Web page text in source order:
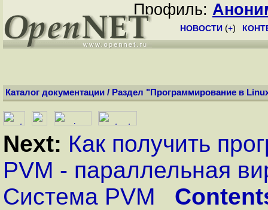
Профиль:
НОВОСТИ (+)
Каталог документации / Раздел "Программирование в
Next: Как получить
PVM - параллельная
Система PVM